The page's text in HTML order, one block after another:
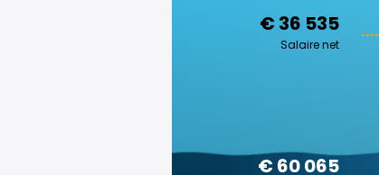
€ 36 535
Salaire net
€ 60 065